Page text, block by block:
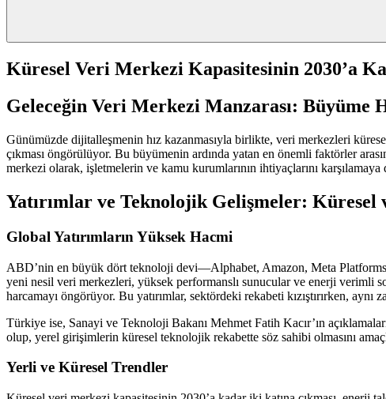
Küresel Veri Merkezi Kapasitesinin 2030’a
Geleceğin Veri Merkezi Manzarası: Büyüme
Günümüzde dijitalleşmenin hız kazanmasıyla birlikte, veri merkezleri
çıkması öngörülüyor. Bu büyümenin ardında yatan en önemli faktörler
merkezi olarak, işletmelerin ve kamu kurumlarının ihtiyaçlarını
Yatırımlar ve Teknolojik Gelişmeler: Küresel
Global Yatırımların Yüksek Hacmi
ABD’nin en büyük dört teknoloji devi—Alphabet, Amazon, Meta Platforms
yeni nesil veri merkezleri, yüksek performanslı sunucular ve enerji verimli
harcamayı öngörüyor. Bu yatırımlar, sektördeki rekabeti kızıştırırken,
Türkiye ise, Sanayi ve Teknoloji Bakanı Mehmet Fatih Kacır’ın
olup, yerel girişimlerin küresel teknolojik rekabette söz sahibi olmasını
Yerli ve Küresel Trendler